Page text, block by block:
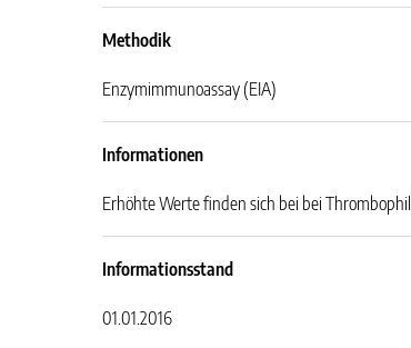
Methodik
Enzymimmunoassay (EIA)
Informationen
Erhöhte Werte finden sich bei bei
Informationsstand
01.01.2016